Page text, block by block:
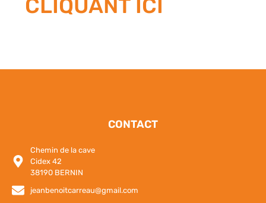
CLIQUANT ICI
CONTACT
Chemin de la cave
Cidex 42
38190 BERNIN
jeanbenoitcarreau@gmail.com